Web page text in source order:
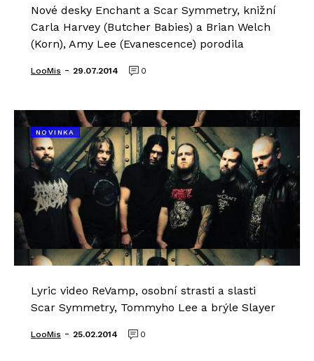
Nové desky Enchant a Scar Symmetry, knižní
Carla Harvey (Butcher Babies) a Brian Welch
(Korn), Amy Lee (Evanescence) porodila
LooMis - 29.07.2014 0
NOVINKA
Lyric video ReVamp, osobní strasti a slasti
Scar Symmetry, Tommyho Lee a brýle Slayer
LooMis - 25.02.2014 0